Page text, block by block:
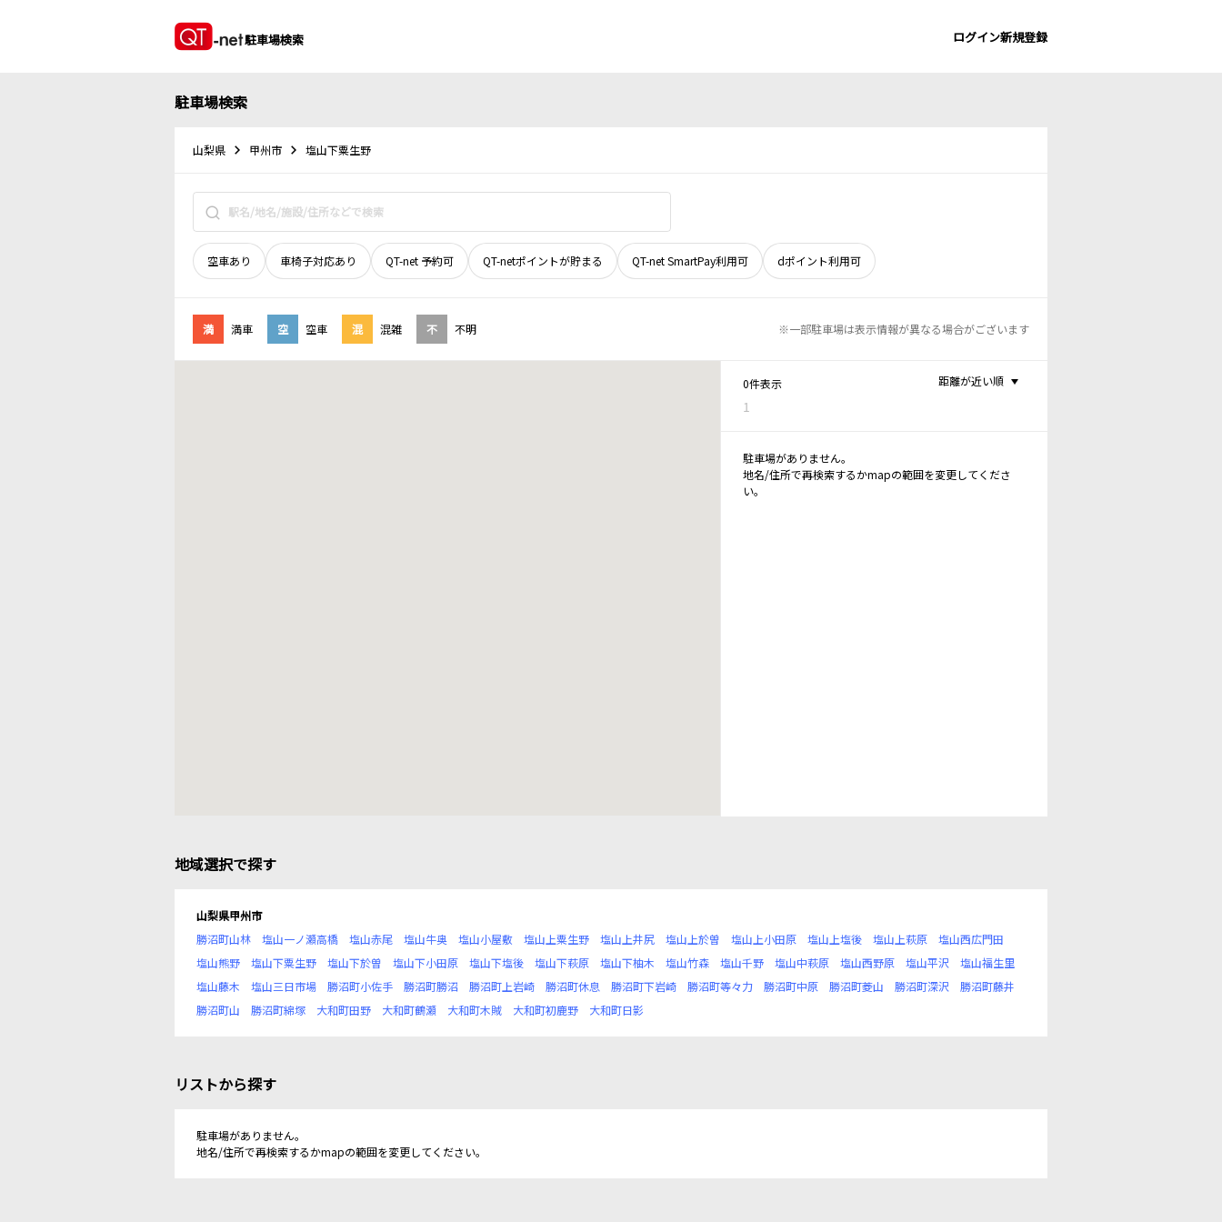
駐車場検索 ログイン新規登録
駐車場検索
山梨県 甲州市 塩山下粟生野
空車あり 車椅子対応あり QT-net 予約可 QT-netポイントが貯まる QT-net SmartPay利用可 dポイント利用可
満 満車 空 空車 混 混雑 不 不明 ※一部駐車場は表示情報が異なる場合がございます
0件表示
1
距離が近い順
駐車場がありません。
地名/住所で再検索するかmapの範囲を変更してくださ
い。
地域選択で探す
山梨県甲州市
勝沼町山林
塩山一ノ瀬高橋 塩山赤尾 塩山牛奥 塩山小屋敷 塩山上粟生野 塩山上井尻 塩山上於曽 塩山上小田原 塩山上塩後 塩山上萩原
塩山西広門田
塩山熊野
塩山下粟生野 塩山下於曽 塩山下小田原 塩山下塩後 塩山下萩原 塩山下柚木 塩山竹森 塩山千野 塩山中萩原 塩山西野原 塩山平沢
塩山福生里
塩山藤木
塩山三日市場 勝沼町小佐手 勝沼町勝沼 勝沼町上岩崎 勝沼町休息 勝沼町下岩崎 勝沼町等々力 勝沼町中原 勝沼町菱山 勝沼町深沢
勝沼町藤井
勝沼町山
勝沼町綿塚 大和町田野 大和町鶴瀬 大和町木賊 大和町初鹿野 大和町日影
リストから探す
駐車場がありません。
地名/住所で再検索するかmapの範囲を変更してください。